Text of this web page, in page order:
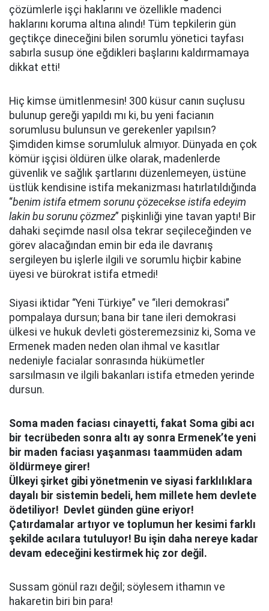
çözümlerle işçi haklarını ve özellikle madenci
haklarını koruma altına alındı! Tüm tepkilerin gün
geçtikçe dineceğini bilen sorumlu yönetici tayfası
sabırla susup öne eğdikleri başlarını kaldırmamaya
dikkat etti!
Hiç kimse ümitlenmesin! 300 küsur canın suçlusu
bulunup gereği yapıldı mı ki, bu yeni facianın
sorumlusu bulunsun ve gerekenler yapılsın?
Şimdiden kimse sorumluluk almıyor. Dünyada en çok
kömür işçisi öldüren ülke olarak, madenlerde
güvenlik ve sağlık şartlarını düzenlemeyen, üstüne
üstlük kendisine istifa mekanizması hatırlatıldığında
“benim istifa etmem sorunu çözecekse istifa edeyim
lakin bu sorunu çözmez” pişkinliği yine tavan yaptı! Bir
dahaki seçimde nasıl olsa tekrar seçileceğinden ve
görev alacağından emin bir eda ile davranış
sergileyen bu işlerle ilgili ve sorumlu hiçbir kabine
üyesi ve bürokrat istifa etmedi!
Siyasi iktidar “Yeni Türkiye” ve “ileri demokrasi”
pompalaya dursun; bana bir tane ileri demokrasi
ülkesi ve hukuk devleti gösteremezsiniz ki, Soma ve
Ermenek maden neden olan ihmal ve kasıtlar
nedeniyle facialar sonrasında hükümetler
sarsılmasın ve ilgili bakanları istifa etmeden yerinde
dursun.
Soma maden faciası cinayetti, fakat Soma gibi acı
bir tecrübeden sonra altı ay sonra Ermenek’te yeni
bir maden faciası yaşanması taammüden adam
öldürmeye girer!
Ülkeyi şirket gibi yönetmenin ve siyasi farklılıklara
dayalı bir sistemin bedeli, hem millete hem devlete
ödetiliyor! Devlet günden güne eriyor!
Çatırdamalar artıyor ve toplumun her kesimi farklı
şekilde acılara tutuluyor! Bu işin daha nereye kadar
devam edeceğini kestirmek hiç zor değil.
Sussam gönül razı değil; söylesem ithamın ve
hakaretin biri bin para!